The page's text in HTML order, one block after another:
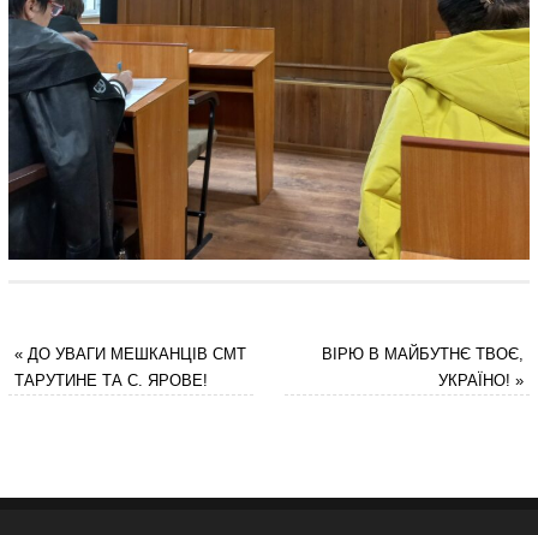
«ДО УВАГИ МЕШКАНЦІВ СМТ
ТАРУТИНЕ ТА С. ЯРОВЕ!
ВІРЮ В МАЙБУТНЄ ТВОЄ,
УКРАЇНО!»